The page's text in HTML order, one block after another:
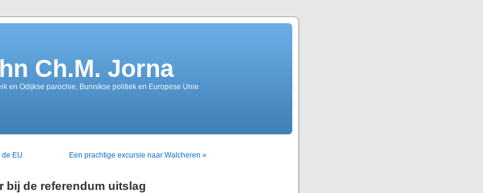
Ch.M. Jorna
en Odijkse parochie, Bunnikse politiek en Europese Unie
EU Een prachtige excursie naar Walcheren »
bij de referendum uitslag